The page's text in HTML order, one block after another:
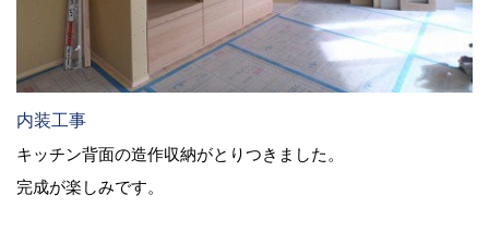
内装工事
キッチン背面の造作収納がとりつきました。
完成が楽しみです。